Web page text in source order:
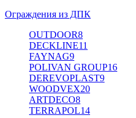
Ограждения из ДПК
OUTDOOR8
DECKLINE11
FAYNAG9
POLIVAN GROUP16
DEREVOPLAST9
WOODVEX20
ARTDECO8
TERRAPOL14